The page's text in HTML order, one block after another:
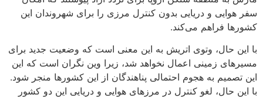
سفر هوایی و دریایی بدون کنترل مرزی را برای شهروندان این
کشورها فراهم می‌کند.
با این حال، وتوی اتریش به این معنی است که وضعیت جدید برای
مسیرهای زمینی اعمال نخواهد شد، زیرا وین نگران است که این
این تصمیم به هجوم احتمالی پناهندگان از این کشورها منجر شود.
با این حال، لغو کنترل در مرزهای هوایی و دریایی این دو کشور